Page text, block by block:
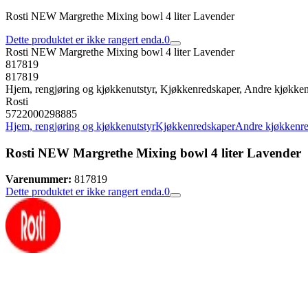
Rosti NEW Margrethe Mixing bowl 4 liter Lavender
Dette produktet er ikke rangert enda.0
Rosti NEW Margrethe Mixing bowl 4 liter Lavender
817819
817819
Hjem, rengjøring og kjøkkenutstyr, Kjøkkenredskaper, Andre
Rosti
5722000298885
Hjem, rengjøring og kjøkkenutstyrKjøkkenredskaperAndre
Rosti NEW Margrethe Mixing bowl 4 liter Lavender
Varenummer: 817819
Dette produktet er ikke rangert enda.0